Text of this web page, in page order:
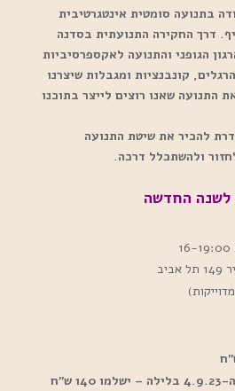
בתנועה סומטית אינטגרטיבית
דרך החקירה התנועתית בסדנה
הגופני והתנועה לאקספרסיביות
קונבנציות ומגבלות שיצרנו
התנועה שאנו רוצים לייצר בתוכנו
להכיר את שיטת התנועה
ולהשתכלל דרכה.
לשנה החדשה
אך הנרשמים עד יום א’ ה-4.9.23 בלילה – ישלמו 140 ש”ח